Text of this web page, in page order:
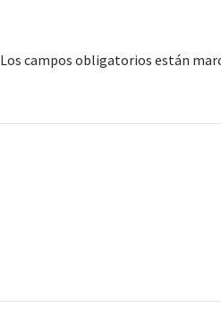
Los campos obligatorios están